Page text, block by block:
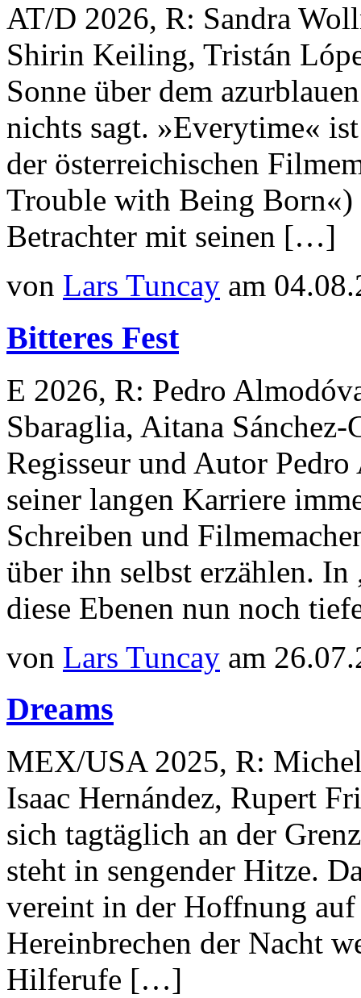
AT/D 2026, R: Sandra
Shirin Keiling, Tristán
Sonne über dem
nichts sagt. »Everytime«
der österreichischen
Trouble with Being Born«)
Betrachter mit seinen […]
von Lars Tuncay am
Bitteres Fest
E 2026, R: Pedro
Sbaraglia, Aitana
Regisseur und Autor
seiner langen Karriere
Schreiben und
über ihn selbst erzählen. In
diese Ebenen nun noch
von Lars Tuncay am
Dreams
MEX/USA 2025, R:
Isaac Hernández, Rupert
sich tagtäglich an der
steht in sengender Hitze.
vereint in der Hoffnung
Hereinbrechen der Nacht
Hilferufe […]